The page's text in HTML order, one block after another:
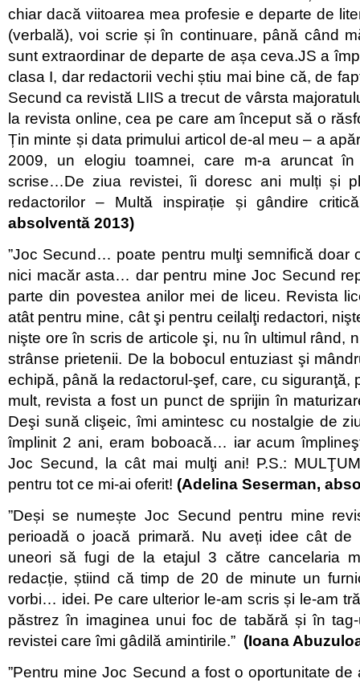
chiar dacă viitoarea mea profesie e departe de
(verbală), voi scrie și în continuare, până când
sunt extraordinar de departe de așa ceva.JS a
clasa I, dar redactorii vechi știu mai bine că, de
Secund ca revistă LIIS a trecut de vârsta
la revista online, cea pe care am început să o
Țin minte și data primului articol de-al meu – a
2009, un elogiu toamnei, care m-a aruncat în
scrise…De ziua revistei, îi doresc ani mulți și
redactorilor – Multă inspirație și gândire
absolventă 2013)
”Joc Secund… poate pentru mulţi semnifică doar
nici macăr asta… dar pentru mine Joc Secund
parte din povestea anilor mei de liceu. Revista
atât pentru mine, cât şi pentru ceilalţi redactori,
nişte ore în scris de articole şi, nu în ultimul rând,
strânse prietenii. De la bobocul entuziast şi
echipă, până la redactorul-şef, care, cu siguranţă,
mult, revista a fost un punct de sprijin în
Deşi sună clişeic, îmi amintesc cu nostalgie de
împlinit 2 ani, eram boboacă… iar acum
Joc Secund, la cât mai mulţi ani! P.S.:
pentru tot ce mi-ai oferit! (Adelina Seserman,
”Deși se numește Joc Secund pentru mine
perioadă o joacă primară. Nu aveți idee cât de
uneori să fugi de la etajul 3 către cancelaria
redacție, știind că timp de 20 de minute un
vorbi… idei. Pe care ulterior le-am scris și le-am
păstrez în imaginea unui foc de tabără și în
revistei care îmi gâdilă amintirile.” (Ioana
”Pentru mine Joc Secund a fost o oportunitate de